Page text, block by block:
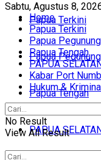
Sabtu, Agustus 8,
Papua Terkini
Papua
Papua Tengah
PAPUA
Home
Papua Terkini
Papua
Papua Tengah
PAPUA
Kabar Port
Hukum &
No Result
View All Result